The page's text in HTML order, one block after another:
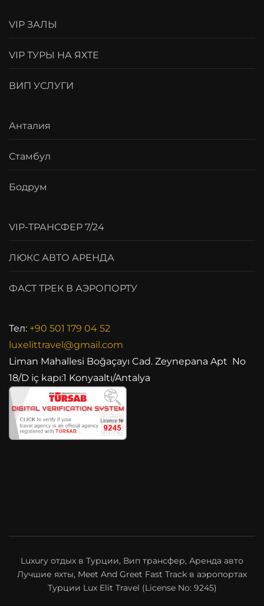
VIP ЗАЛЫ
VIP ТУРЫ НА ЯХТЕ
ВИП УСЛУГИ
Анталия
Стамбул
Бодрум
VIP-ТРАНСФЕР 7/24
ЛЮКС АВТО АРЕНДА
ФАСТ ТРЕК В АЭРОПОРТУ
Тел: +90 501 179 04 52
luxelittravel@gmail.com
Liman Mahallesi Boğaçayı Cad. Zeynepana Apt No
18/D iç kapı:1 Konyaaltı/Antalya
Luxury отдых в Турции, Вип трансфер, Аренда авто
Лучшие яхты, Meet And Greet Fast Track в аэропортах
Турции Lux Elit Travel (License No: 9245)